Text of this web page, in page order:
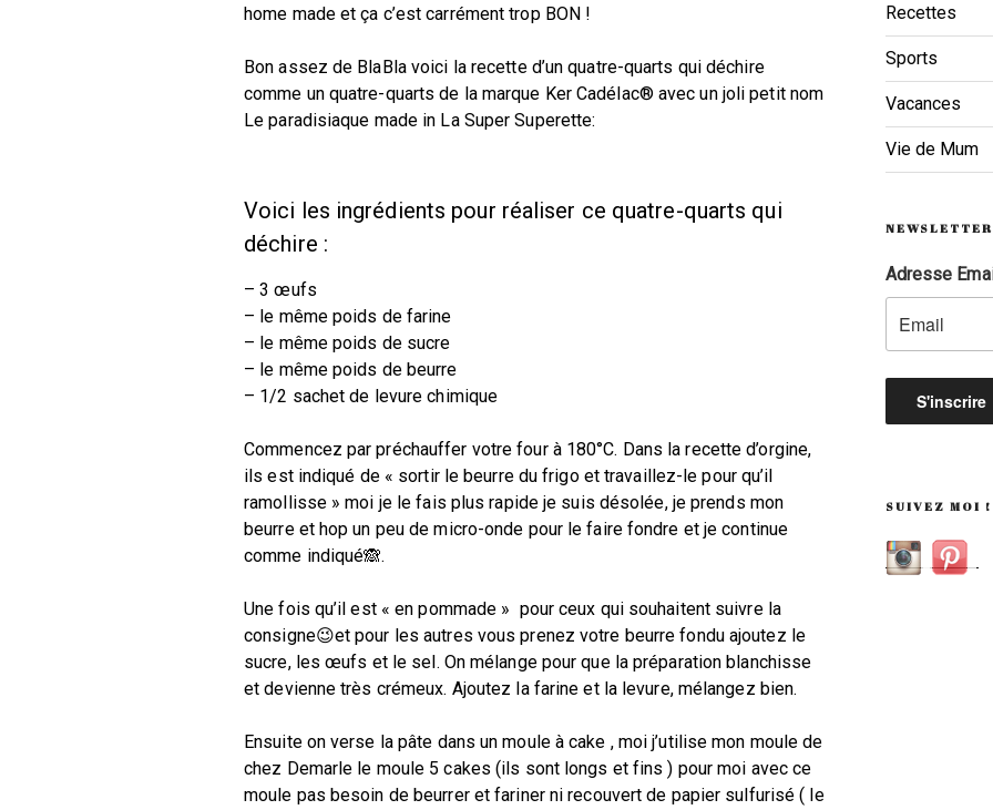
home made et ça c’est carrément trop BON !
Bon assez de BlaBla voici la recette d’un quatre-quarts qui déchire
comme un quatre-quarts de la marque Ker Cadélac® avec un joli petit nom
Le paradisiaque made in La Super Superette:
Voici les ingrédients pour réaliser ce quatre-quarts qui
déchire :
– 3 œufs
– le même poids de farine
– le même poids de sucre
– le même poids de beurre
– 1/2 sachet de levure chimique
Commencez par préchauffer votre four à 180°C. Dans la recette d’orgine,
ils est indiqué de « sortir le beurre du frigo et travaillez-le pour qu’il
ramollisse » moi je le fais plus rapide je suis désolée, je prends mon
beurre et hop un peu de micro-onde pour le faire fondre et je continue
comme indiqué🙈.
Une fois qu’il est « en pommade » pour ceux qui souhaitent suivre la
consigne😉et pour les autres vous prenez votre beurre fondu ajoutez le
sucre, les œufs et le sel. On mélange pour que la préparation blanchisse
et devienne très crémeux. Ajoutez la farine et la levure, mélangez bien.
Ensuite on verse la pâte dans un moule à cake , moi j’utilise mon moule de
chez Demarle le moule 5 cakes (ils sont longs et fins ) pour moi avec ce
moule pas besoin de beurrer et fariner ni recouvert de papier sulfurisé ( le
Recettes
Sports
Vacances
Vie de Mum
NEWSLETTER
Adresse
SUIVEZ MOI !